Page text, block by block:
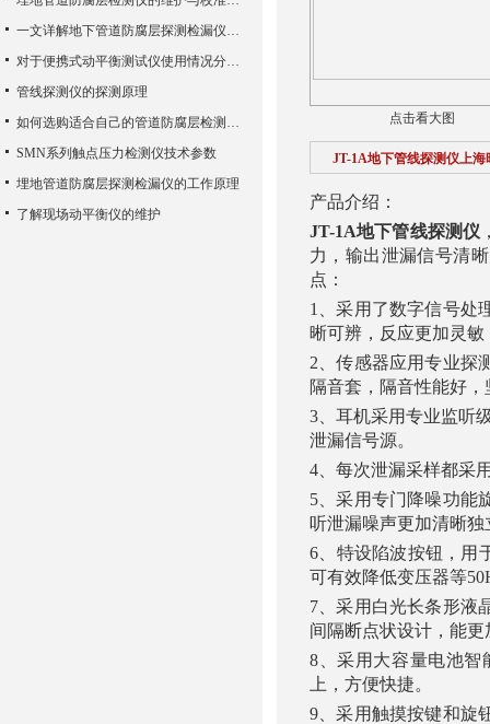
点击看大图
JT-1A地下管线探测仪上海
产品介绍：
JT-1A地下管线探测仪
力，输出泄漏信号清
点：
1、采用了数字信号处
晰可辨，反应更加灵
2、传感器应用专业探
隔音套，隔音性能好
3、耳机采用专业监听
泄漏信号源。
4、每次泄漏采样都采
5、采用专门降噪功能
听泄漏噪声更加清晰独
6、特设陷波按钮，用
可有效降低变压器等
7、采用白光长条形液
间隔断点状设计，能
8、采用大容量电池智
上，方便快捷。
9、采用触摸按键和旋
一文详解地下管道防腐层探测检漏仪的定位原理和检测方法
对于便携式动平衡测试仪使用情况分析概述
管线探测仪的探测原理
如何选购适合自己的管道防腐层检测仪？
SMN系列触点压力检测仪技术参数
埋地管道防腐层探测检漏仪的工作原理
了解现场动平衡仪的维护